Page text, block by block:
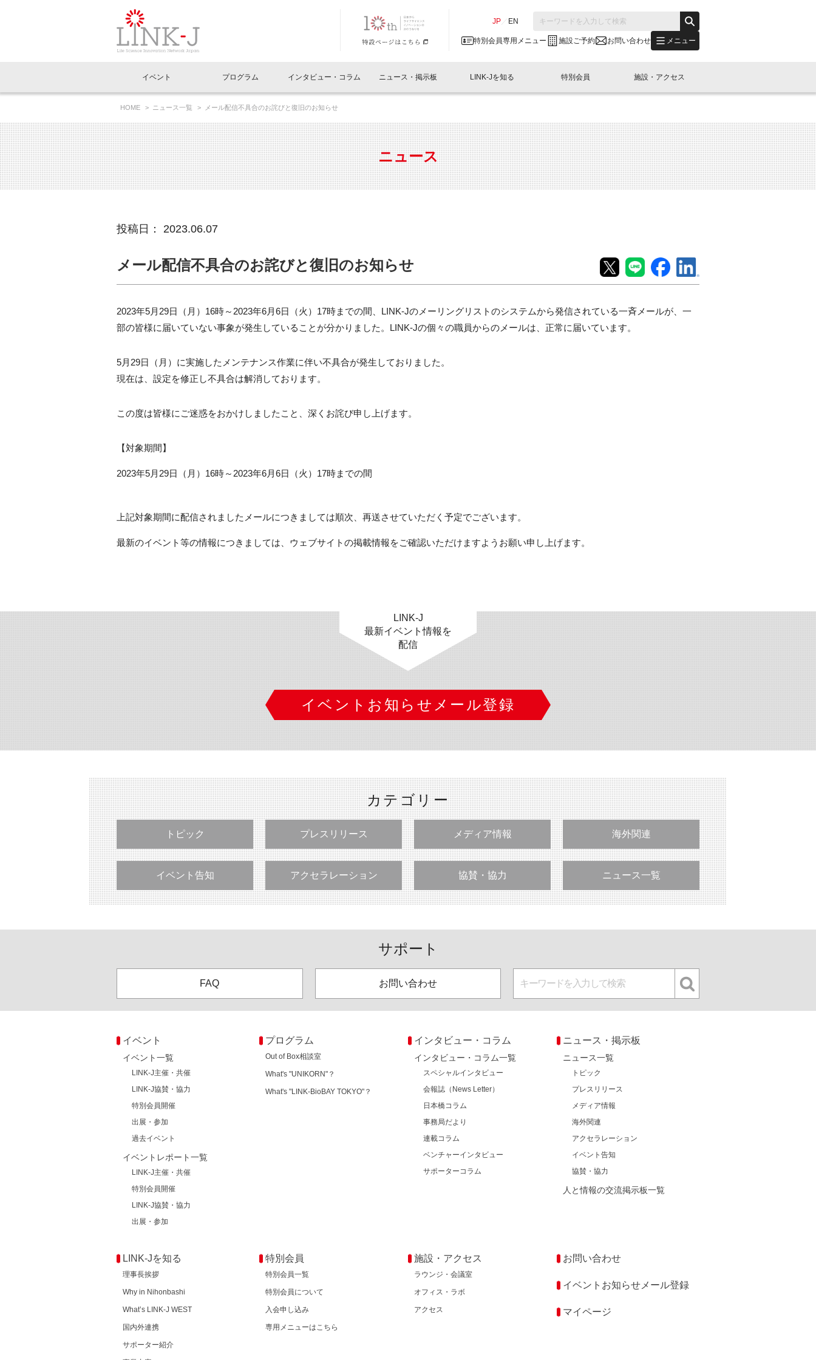
JP EN
特別会員専用メニュー 施設ご予約 お問い合わせ メニュー
イベントお知らせメール登録
閉じる
イベント
イベント一覧
LINK-J主催・共催 特別会員開催
LINK-J協賛・協力 出展・参加
イベントレポート一覧
LINK-J主催・共催 特別会員開催
LINK-J協賛・協力 出展・参加
プログラム
Out of Box相談室 What's "UNIKORN"？ What's "LINK-BioBAY TOKYO"？
インタビュー・コラム
インタビュー・コラム一覧
スペシャルインタビュー ベンチャーインタビュー 会報誌 (News Letter)
連載コラム サポーターコラム 日本橋コラム
ニュース・掲示板
ニュース一覧
トピック プレスリリース
メディア情報 海外関連
協賛・協力
人と情報の交流掲示板一覧
会員プレスリリース ニュース・事業紹介
募集 イベント
LINK-Jを知る
理事長挨拶 Why in Nihonbashi What’s LINK-J WEST
国内外連携 サポーター紹介 事業内容
組織概要 パンフレット GTB日本橋エリアについて
特別会員
特別会員一覧 特別会員について 入会申し込み
専用メニューはこちら
施設・アクセス
ラウンジ・会議室 オフィス・ラボ 施設ご予約
アクセス
HOME ニュース一覧 メール配信不具合のお詫びと復旧のお知らせ
ニュース
投稿日： 2023.06.07
メール配信不具合のお詫びと復旧のお知らせ
2023年5月 29日（月） 16時～ 2023年6月6日（火） 17時までの間、 LINK-Jのメーリングリストのシステムから発信されている一斉メールが、一
部の皆様に届いていない事象が発生していることが分かりました。 LINK-Jの個々の職員からのメールは、正常に届いています。
5月 29日（月）に実施したメンテナンス作業に伴い不具合が発生しておりました。
現在は、設定を修正し不具合は解消しております。
この度は皆様にご迷惑をおかけしましたこと、深くお詫び申し上げます。
【対象期間】
2023年5月 29日（月） 16時～ 2023年6月6日（火） 17時までの間
上記対象期間に配信されましたメールにつきましては順次、再送させていただく予定でございます。
最新のイベント等の情報につきましては、ウェブサイトの掲載情報をご確認いただけますようお願い申し上げます。
LINK-J
最新イベント情報を
配信
イベントお知らせメール登録
カテゴリー
トピック プレスリリース メディア情報 海外関連
イベント告知 アクセラレーション 協賛・協力 ニュース一覧
サポート
FAQ お問い合わせ
イベント
イベント一覧
LINK-J主催・共催
LINK-J協賛・協力
特別会員開催
出展・参加
過去イベント
イベントレポート一覧
LINK-J主催・共催
特別会員開催
LINK-J協賛・協力
出展・参加
プログラム
Out of Box相談室
What's "UNIKORN"？
What's "LINK-BioBAY TOKYO"？
インタビュー・コラム
インタビュー・コラム一覧
スペシャルインタビュー
会報誌（News Letter）
日本橋コラム
事務局だより
連載コラム
ベンチャーインタビュー
サポーターコラム
ニュース・掲示板
ニュース一覧
トピック
プレスリリース
メディア情報
海外関連
アクセラレーション
イベント告知
協賛・協力
人と情報の交流掲示板一覧
LINK-Jを知る
理事長挨拶
Why in Nihonbashi
What’s LINK-J WEST
国内外連携
サポーター紹介
特別会員
特別会員一覧
特別会員について
入会申し込み
専用メニューはこちら
施設・アクセス
ラウンジ・会議室
オフィス・ラボ
アクセス
お問い合わせ
イベントお知らせメール登録
マイページ